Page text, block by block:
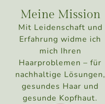
Meine Mission
Mit Leidenschaft und
Erfahrung widme ich
mich Ihren
Haarproblemen – für
nachhaltige Lösungen,
gesundes Haar und
gesunde Kopfhaut.